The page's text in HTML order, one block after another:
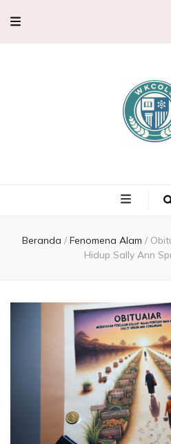
Fakta
Beranda / Fenomena Alam /
Hidup Sally Ann